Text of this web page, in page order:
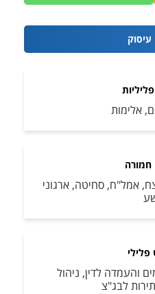
עיסוק
אלימות
אמל"ח, סחיטה, ארגוני
והעמדה לדין, ניהול
לבג"צ